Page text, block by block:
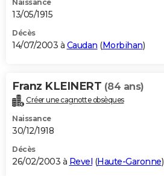
Naissance
13/05/1915
Décès
14/07/2003 à Caudan (Morbihan)
Franz KLEINERT (84 ans)
Créer une cagnotte obsèques
Naissance
30/12/1918
Décès
26/02/2003 à Revel (Haute-Garonne)